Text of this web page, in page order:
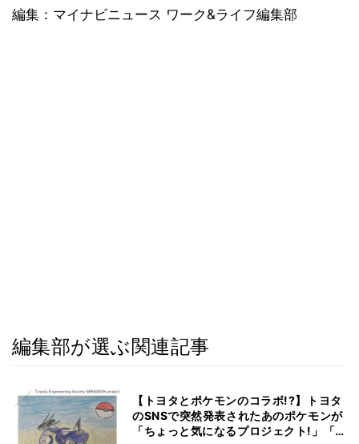
編集：マイナビニュース ワーク&ライフ編集部
編集部が選ぶ関連記事
【トヨタとポケモンのコラボ!?】トヨタ
のSNSで突然発表されたあのポケモンが
「ちょっと気になるプロジェクト!」「ト